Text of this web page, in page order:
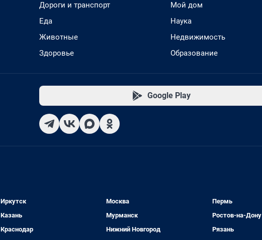
Дороги и транспорт
Еда
Животные
Здоровье
Мой дом
Наука
Недвижимость
Образование
Google Play
Иркутск
Казань
Краснодар
Москва
Мурманск
Нижний Новгород
Пермь
Ростов-на-Дону
Рязань